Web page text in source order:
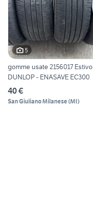
5
gomme usate 2156017 Estivo
DUNLOP - ENASAVE EC300
40 €
San Giuliano Milanese(MI)